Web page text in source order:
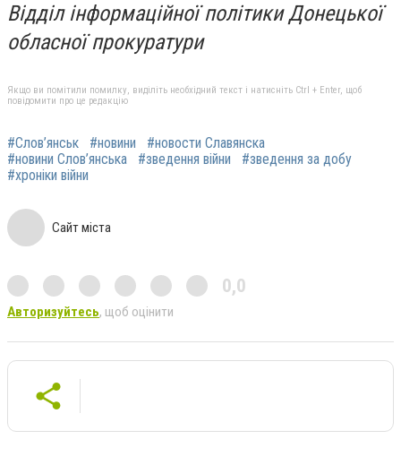
Відділ інформаційної політики Донецької
обласної прокуратури
Якщо ви помітили помилку, виділіть необхідний текст і натисніть Ctrl + Enter, щоб
повідомити про це редакцію
#Слов’янськ #новини
#новости Славянска
#новини Слов’янська
#зведення війни
#зведення за добу
#хроніки війни
Сайт міста
0,0
Авторизуйтесь, щоб оцінити